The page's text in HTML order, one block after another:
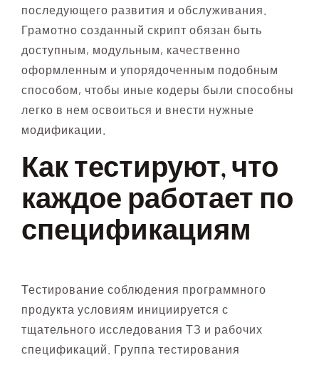
последующего развития и обслуживания.
Грамотно созданный скрипт обязан быть
доступным, модульным, качественно
оформленным и упорядоченным подобным
способом, чтобы иные кодеры были способны
легко в нем освоиться и внести нужные
модификации.
Как тестируют, что
каждое работает по
спецификациям
Тестирование соблюдения программного
продукта условиям инициируется с
тщательного исследования ТЗ и рабочих
спецификаций. Группа тестирования